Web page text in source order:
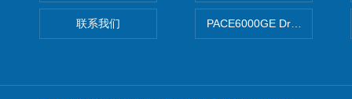
联系我们 PACE6000GE Druck德鲁克